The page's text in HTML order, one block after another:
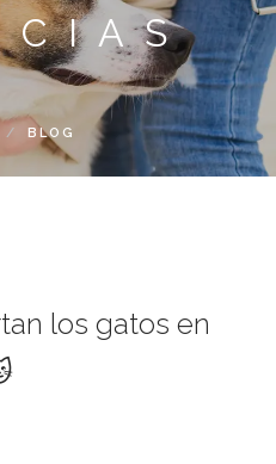
BLOG
los gatos en